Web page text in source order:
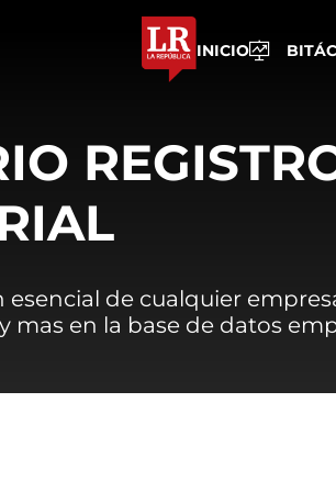
INICIO
esencial de cualquier
mas en la base de datos